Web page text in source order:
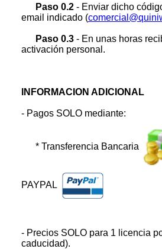
Paso 0.2 - Enviar dicho
email indicado (
Paso 0.3 - En unas horas
activación personal.
INFORMACION ADICIONAL
- Pagos SOLO mediante:
* Transferencia Bancaria
PAYPAL
- Precios SOLO para 1 licencia
caducidad).